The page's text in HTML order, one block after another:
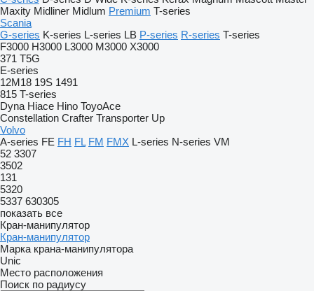
Maxity Midliner Midlum Premium T-series
Scania
G-series K-series L-series LB P-series R-series T-series
F3000 H3000 L3000 M3000 X3000
371 T5G
E-series
12M18 19S 1491
815 T-series
Dyna Hiace Hino ToyoAce
Constellation Crafter Transporter Up
Volvo
A-series FE FH FL FM FMX L-series N-series VM
52 3307
3502
131
5320
5337 630305
показать все
Кран-манипулятор
Кран-манипулятор
Марка крана-манипулятора
Unic
Место расположения
Поиск по радиусу